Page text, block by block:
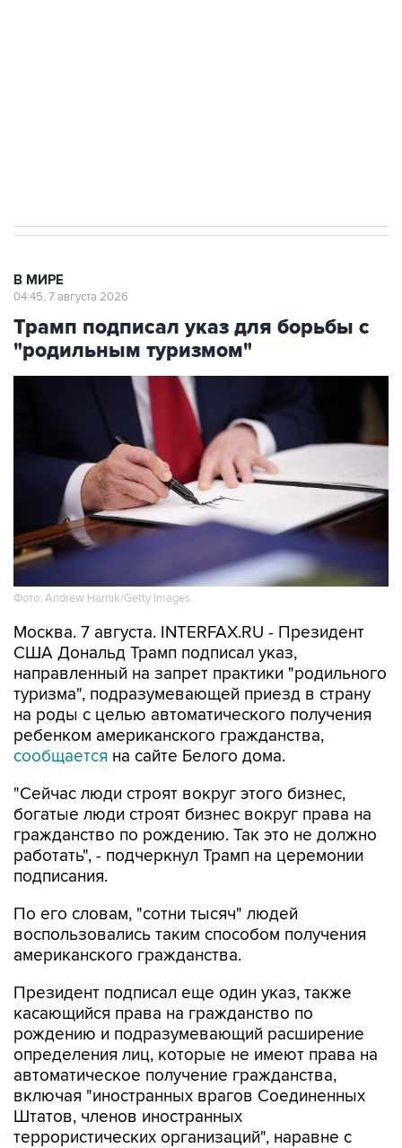
В МИРЕ
04:45, 7 августа 2026
Трамп подписал указ для борьбы с
"родильным туризмом"
Фото: Andrew Harnik/Getty Images
Москва. 7 августа. INTERFAX.RU - Президент
США Дональд Трамп подписал указ,
направленный на запрет практики "родильного
туризма", подразумевающей приезд в страну
на роды с целью автоматического получения
ребенком американского гражданства,
сообщается на сайте Белого дома.
"Сейчас люди строят вокруг этого бизнес,
богатые люди строят бизнес вокруг права на
гражданство по рождению. Так это не должно
работать", - подчеркнул Трамп на церемонии
подписания.
По его словам, "сотни тысяч" людей
воспользовались таким способом получения
американского гражданства.
Президент подписал еще один указ, также
касающийся права на гражданство по
рождению и подразумевающий расширение
определения лиц, которые не имеют права на
автоматическое получение гражданства,
включая "иностранных врагов Соединенных
Штатов, членов иностранных
террористических организаций", наравне с